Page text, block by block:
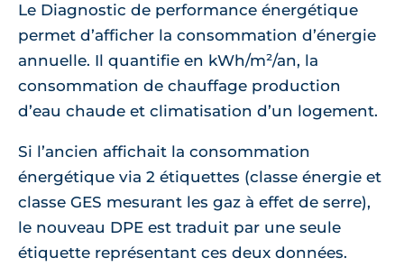
Le Diagnostic de performance énergétique
permet d’afficher la consommation d’énergie
annuelle. Il quantifie en kWh/m²/an, la
consommation de chauffage production
d’eau chaude et climatisation d’un logement.
Si l’ancien affichait la consommation
énergétique via 2 étiquettes (classe énergie et
classe GES mesurant les gaz à effet de serre),
le nouveau DPE est traduit par une seule
étiquette représentant ces deux données.